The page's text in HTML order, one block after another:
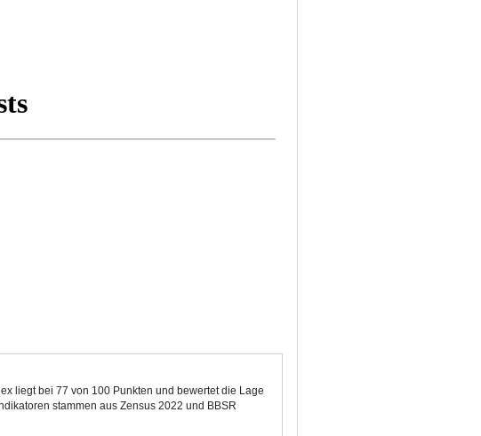
liegt bei 77 von 100 Punkten und bewertet die Lage
stammen aus Zensus 2022 und BBSR